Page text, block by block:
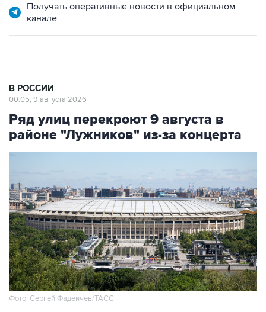
Получать оперативные новости в официальном
канале
В РОССИИ
00:05, 9 августа 2026
Ряд улиц перекроют 9 августа в
районе "Лужников" из-за концерта
Фото: Сергей Фадеичев/ТАСС